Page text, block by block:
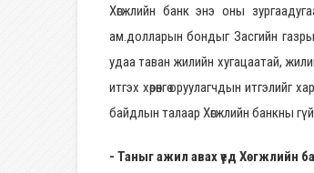
Хөгжлийн банк энэ оны
ам.долларын бондыг Засгийн
удаа таван жилийн хугацаатай,
итгэх хөрөнгө оруулагчдын итгэлийг
байдлын талаар Хөгжлийн банкны
- Таныг ажил авах үед Хөгжлийн